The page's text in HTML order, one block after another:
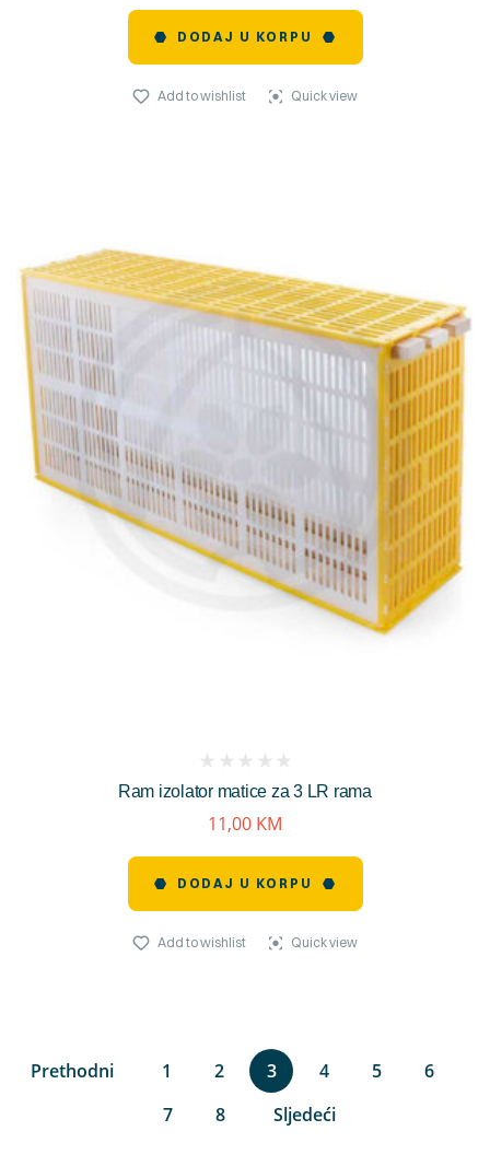
DODAJ U KORPU
Add to wishlist Quick view
Ram izolator matice za 3 LR rama
reviews)
11,00 KM
DODAJ U KORPU
Add to wishlist Quick view
Prethodni 1 2 3 4 5
6
7
8 Sljedeći